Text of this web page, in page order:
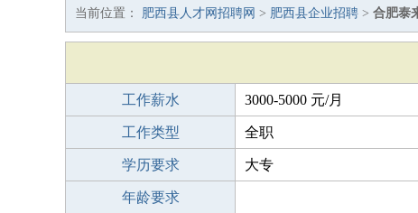
当前位置： 肥西县人才网招聘网 > 肥西县企业招聘 > 合肥泰
工作薪水 3000-5000 元/月
工作类型 全职
学历要求 大专
年龄要求